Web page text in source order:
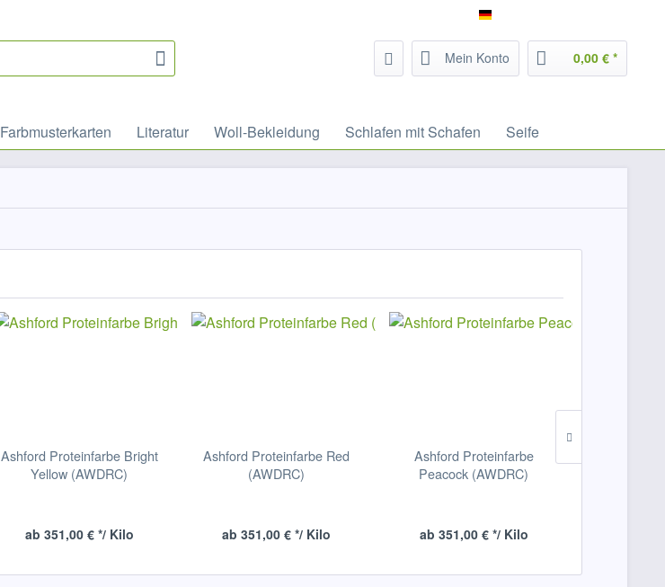
Mein Konto 0,00 € *
Farbmusterkarten Literatur Woll-Bekleidung Schlafen mit Schafen Seife
Ashford Proteinfarbe Bright
Yellow (AWDRC)
ab 351,00 € */ Kilo
Ashford Proteinfarbe Red
(AWDRC)
ab 351,00 € */ Kilo
Ashford Proteinfarbe
Peacock (AWDRC)
ab 351,00 € */ Kilo